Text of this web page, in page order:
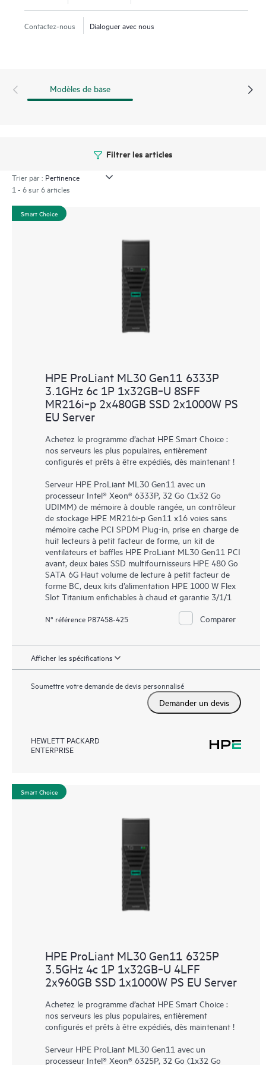
à des mises à niveau avec des contrôleurs SCSI connectés
en série (SAS) ou des cartes de mise en réseau, au gré de la
croissance de votre entreprise. Dynamisez votre entreprise
Contactez-nous Dialoguer avec nous
Modèles de base
Filtrer les articles
Trier par :
1 - 6 sur 6 articles
Smart Choice
HPE ProLiant ML30 Gen11 6333P
3.1GHz 6c 1P 1x32GB‑U 8SFF
MR216i‑p 2x480GB SSD 2x1000W PS
EU Server
Achetez le programme d’achat HPE Smart Choice :
nos serveurs les plus populaires, entièrement
configurés et prêts à être expédiés, dès maintenant !
Serveur HPE ProLiant ML30 Gen11 avec un
processeur Intel® Xeon® 6333P, 32 Go (1x32 Go
UDIMM) de mémoire à double rangée, un contrôleur
de stockage HPE MR216i-p Gen11 x16 voies sans
mémoire cache PCI SPDM Plug-in, prise en charge de
huit lecteurs à petit facteur de forme, un kit de
ventilateurs et baffles HPE ProLiant ML30 Gen11 PCI
avant, deux baies SSD multifournisseurs HPE 480 Go
SATA 6G Haut volume de lecture à petit facteur de
forme BC, deux kits d’alimentation HPE 1000 W Flex
Slot Titanium enfichables à chaud et garantie 3/1/1
N° référence P87458-425 Comparer
Afficher les spécifications
Soumettre votre demande de devis personnalisé
Demander un devis
HEWLETT PACKARD
ENTERPRISE
Smart Choice
HPE ProLiant ML30 Gen11 6325P
3.5GHz 4c 1P 1x32GB‑U 4LFF
2x960GB SSD 1x1000W PS EU Server
Achetez le programme d’achat HPE Smart Choice :
nos serveurs les plus populaires, entièrement
configurés et prêts à être expédiés, dès maintenant !
Serveur HPE ProLiant ML30 Gen11 avec un
processeur Intel® Xeon® 6325P, 32 Go (1x32 Go